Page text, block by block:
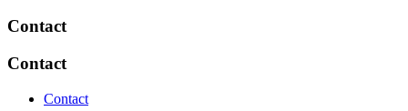
Contact
Contact
Contact